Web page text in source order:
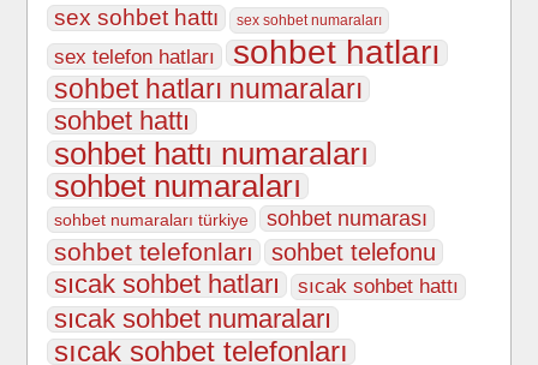
sex sohbet hattı sex sohbet numaraları
sex telefon hatları sohbet hatları
sohbet hatları numaraları
sohbet hattı
sohbet hattı numaraları
sohbet numaraları
sohbet numaraları türkiye sohbet numarası
sohbet telefonları sohbet telefonu
sıcak sohbet hatları sıcak sohbet hattı
sıcak sohbet numaraları
sıcak sohbet telefonları